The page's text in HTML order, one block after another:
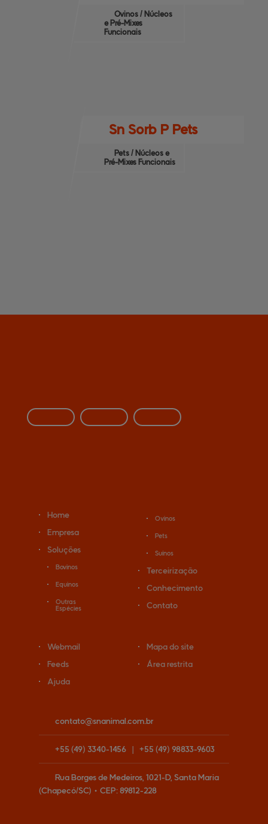
Ovinos / Núcleos
e Pré-Mixes
Funcionais
Sn Sorb P Pets
Pets / Núcleos e
Pré-Mixes Funcionais
Home
Empresa
Soluções
Bovinos
Equinos
Outras
Espécies
Ovinos
Pets
Suínos
Terceirização
Conhecimento
Contato
Webmail
Feeds
Ajuda
Mapa do site
Área restrita
contato@snanimal.com.br
+55 (49) 3340-1456 | +55 (49) 98833-9603
Rua Borges de Medeiros, 1021-D, Santa Maria
(Chapecó/SC) • CEP:89812-228